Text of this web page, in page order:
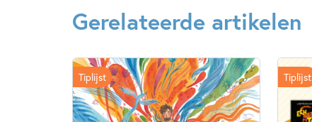
Gerelateerde artikelen
Tiplijst Tiplijst